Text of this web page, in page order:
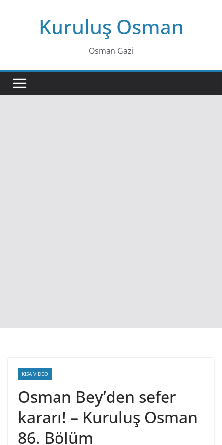
Kuruluş Osman
Osman Gazi
KISA VIDEO
Osman Bey’den sefer
kararı! – Kuruluş Osman
86. Bölüm